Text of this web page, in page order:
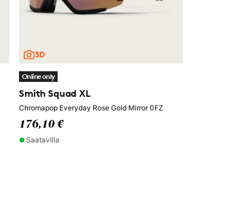
Online only
Smith Squad XL
Chromapop Everyday Rose Gold Mirror 0FZ
176,10 €
Saatavilla